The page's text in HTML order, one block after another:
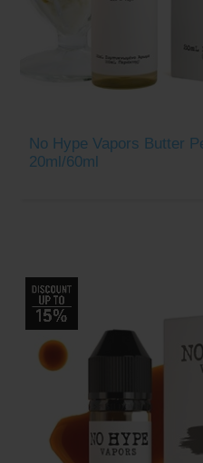
No Hype Vapors Butter
20ml/60ml